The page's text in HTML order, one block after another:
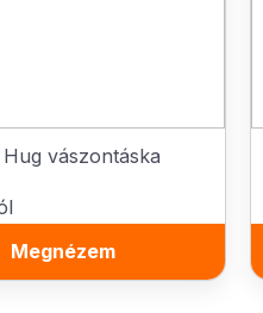
vászontáska
Megnézem